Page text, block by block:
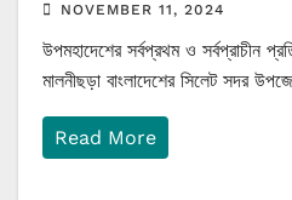
NOVEMBER 11, 2024
উপমহাদেশের সর্বপ্রথম ও সর্বপ্রাচীন
মালনীছড়া বাংলাদেশের সিলেট সদর
Read More